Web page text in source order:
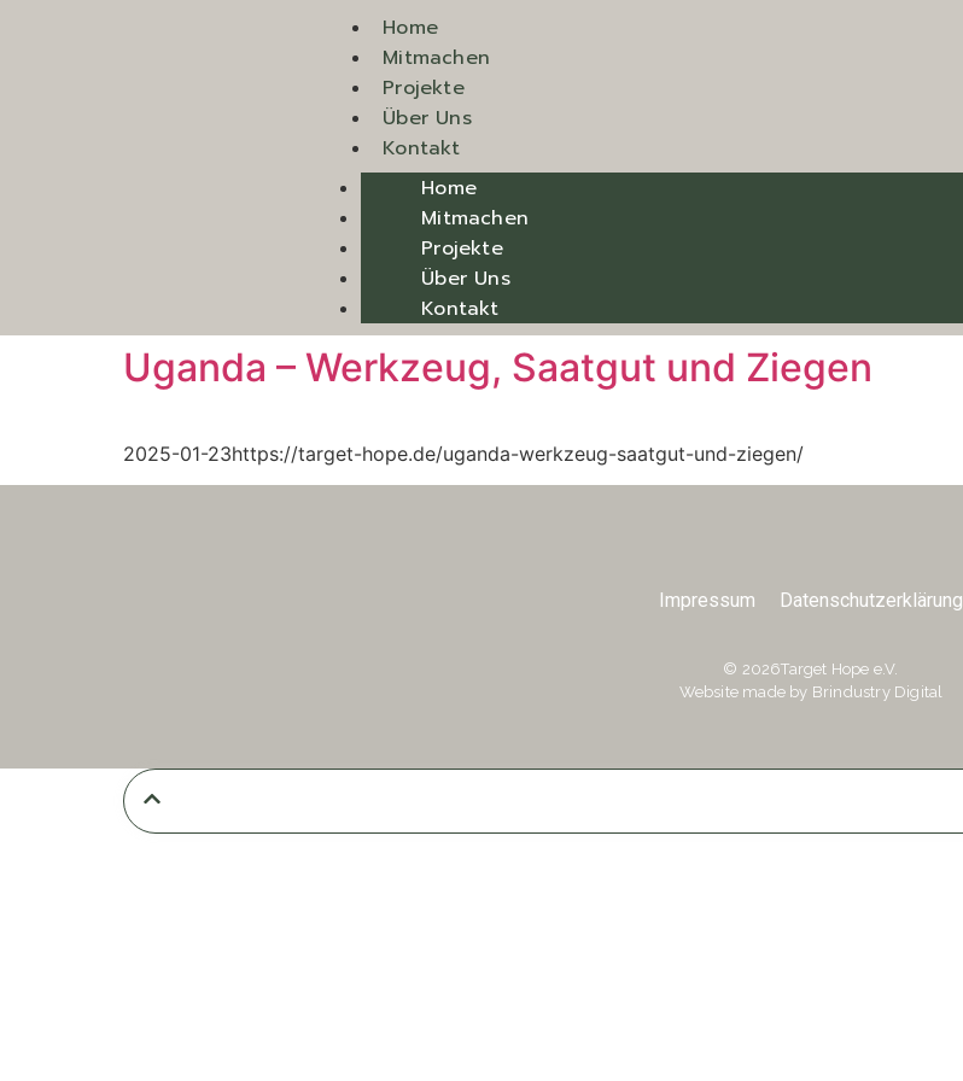
Home
Mitmachen
Projekte
Über Uns
Kontakt
Home
Mitmachen
Projekte
Über Uns
Kontakt
Uganda – Werkzeug, Saatgut und Ziegen
2025-01-23https://target-hope.de/uganda-werkzeug-saatgut-und-ziegen/
Impressum Datenschutzerklärung
©️ 2026Target Hope e.V.
Website made by Brindustry Digital